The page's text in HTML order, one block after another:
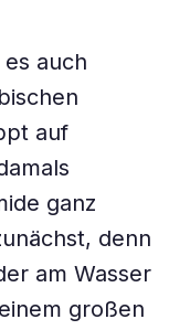
auch
auf
ganz
denn
am Wasser
großen